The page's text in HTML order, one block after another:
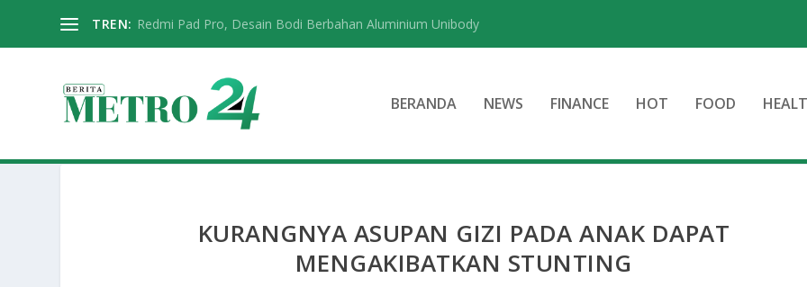
TREN: Redmi Pad Pro, Desain Bodi Berbahan Aluminium Unibody
BERANDA NEWS FINANCE HOT FOOD
KURANGNYA ASUPAN GIZI PADA ANAK DAPAT
MENGAKIBATKAN STUNTING